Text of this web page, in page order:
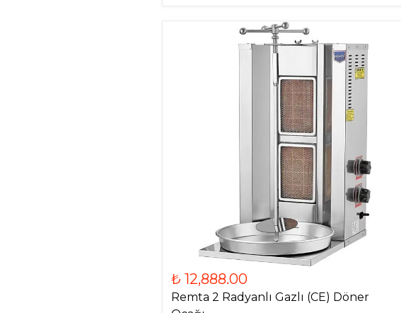
₺ 12,888.00
Remta 2 Radyanlı Gazlı (CE) Döner